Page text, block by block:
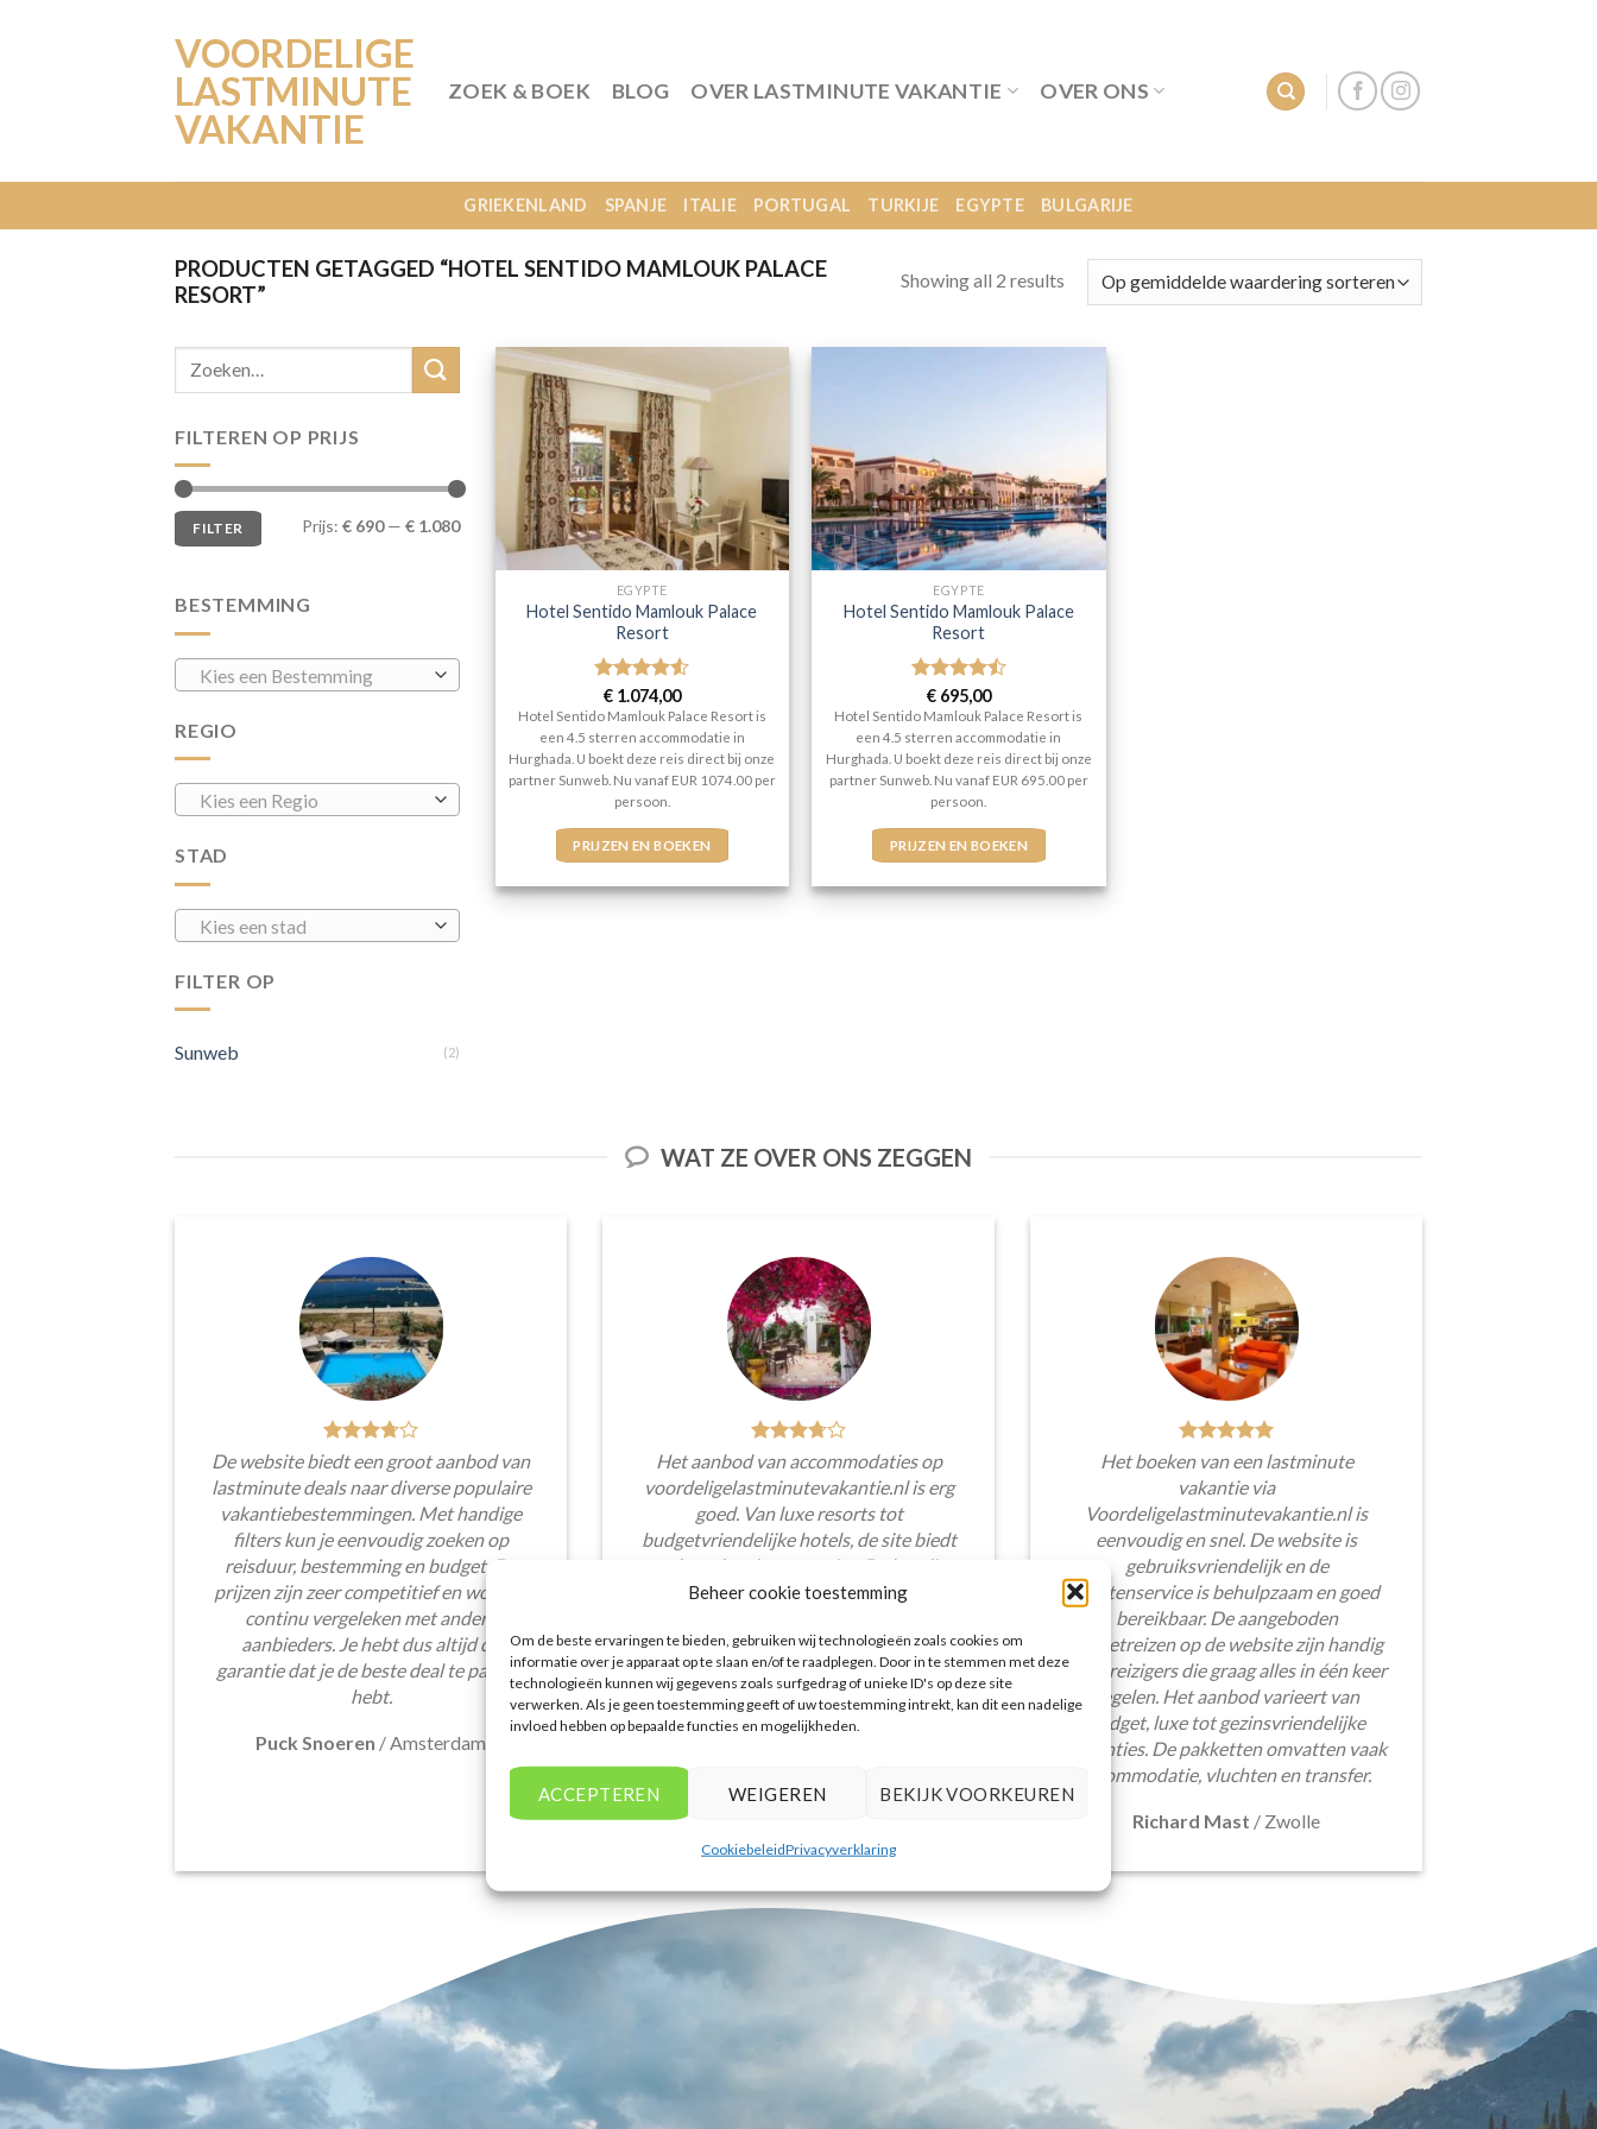
Beheer cookie toestemming
Om de beste ervaringen te bieden, gebruiken wij technologieën zoals cookies om
informatie over je apparaat op te slaan en/of te raadplegen. Door in te stemmen met deze
technologieën kunnen wij gegevens zoals surfgedrag of unieke ID's op deze site
verwerken. Als je geen toestemming geeft of uw toestemming intrekt, kan dit een nadelige
invloed hebben op bepaalde functies en mogelijkheden.
ACCEPTEREN WEIGEREN BEKIJK VOORKEUREN
CookiebeleidPrivacyverklaring
VOORDELIGE
LASTMINUTE
VAKANTIE
ZOEK & BOEK BLOG OVER LASTMINUTE VAKANTIE OVER ONS
GRIEKENLAND SPANJE ITALIE PORTUGAL TURKIJE EGYPTE BULGARIJE
PRODUCTEN GETAGGED “HOTEL SENTIDO MAMLOUK PALACE
RESORT”
Showing all 2 results
FILTEREN OP PRIJS
Min.
prijs
Max.
prijsFILTER Prijs: € 690— € 1.080
BESTEMMING
Kies een Bestemming
REGIO
Kies een Regio
STAD
Kies een stad
FILTER OP
Sunweb (2)
EGYPTE
Hotel Sentido Mamlouk Palace
Resort
Gewaardeerd
4.5uit 5
€1.074,00
Hotel Sentido Mamlouk Palace Resort is
een 4.5 sterren accommodatie in
Hurghada. U boekt deze reis direct bij onze
partner Sunweb. Nu vanaf EUR 1074.00 per
persoon.
PRIJZEN EN BOEKEN
EGYPTE
Hotel Sentido Mamlouk Palace
Resort
Gewaardeerd
4.5uit 5
€695,00
Hotel Sentido Mamlouk Palace Resort is
een 4.5 sterren accommodatie in
Hurghada. U boekt deze reis direct bij onze
partner Sunweb. Nu vanaf EUR 695.00 per
persoon.
PRIJZEN EN BOEKEN
WAT ZE OVER ONS ZEGGEN
De website biedt een groot aanbod van
lastminute deals naar diverse populaire
vakantiebestemmingen. Met handige
filters kun je eenvoudig zoeken op
reisduur, bestemming en budget. De
prijzen zijn zeer competitief en worden
continu vergeleken met andere
aanbieders. Je hebt dus altijd de
garantie dat je de beste deal te pakken
hebt.
Puck Snoeren / Amsterdam
Het aanbod van accommodaties op
voordeligelastminutevakantie.nl is erg
goed. Van luxe resorts tot
budgetvriendelijke hotels, de site biedt
een breed scala aan opties. De handige
zoekfilters maakten het eenvoudig om
aansluiten bij mijn voorkeuren en
budget.
Tim Beukers/Tilburg
Het boeken van een lastminute
vakantie via
Voordeligelastminutevakantie.nl is
eenvoudig en snel. De website is
gebruiksvriendelijk en de
klantenservice is behulpzaam en goed
bereikbaar. De aangeboden
pakketreizen op de website zijn handig
voor reizigers die graag alles in één keer
regelen. Het aanbod varieert van
budget, luxe tot gezinsvriendelijke
vakanties. De pakketten omvatten vaak
accommodatie, vluchten en transfer.
Richard Mast / Zwolle